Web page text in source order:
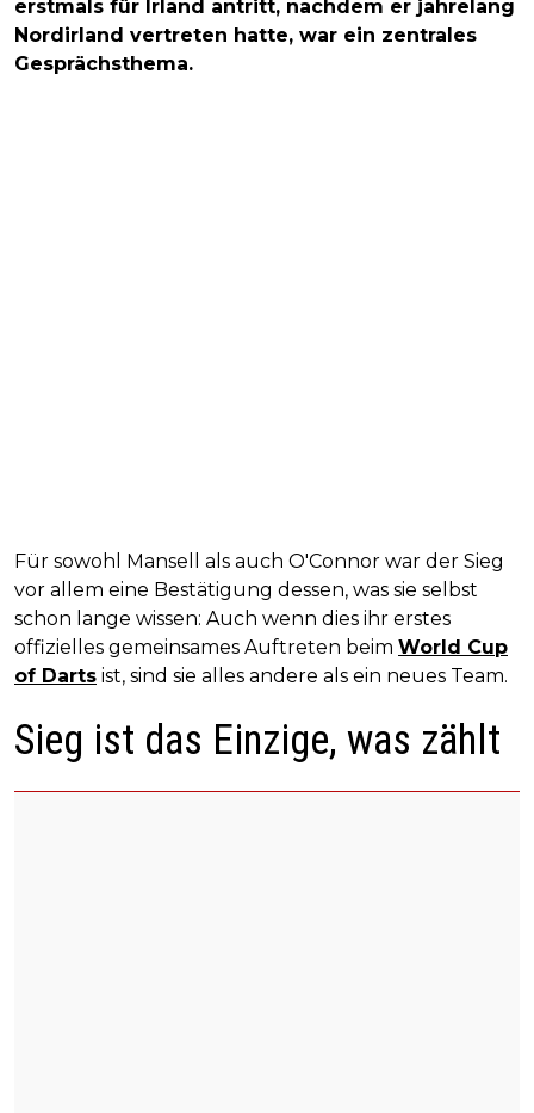
erstmals für Irland antritt, nachdem er jahrelang
Nordirland vertreten hatte, war ein zentrales
Gesprächsthema.
Für sowohl Mansell als auch O'Connor war der Sieg
vor allem eine Bestätigung dessen, was sie selbst
schon lange wissen: Auch wenn dies ihr erstes
offizielles gemeinsames Auftreten beim World Cup
of Darts ist, sind sie alles andere als ein neues Team.
Sieg ist das Einzige, was zählt